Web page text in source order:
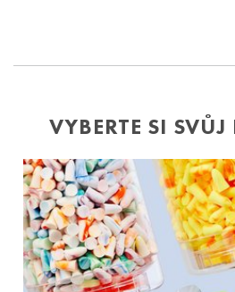
VYBERTE SI